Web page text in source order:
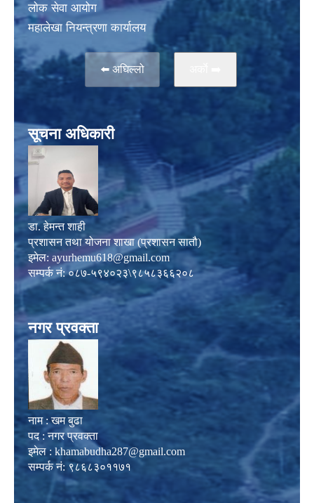
लाेक सेवा आयोग
महालेखा नियन्त्रणा कार्यालय
⬅️ अघिल्लो
सूचना अधिकारी
डा. हेमन्त शाही
प्रशासन तथा योजना शाखा (प्रशासन सातौ)
इमेल: ayurhemu618@gmail.com
सम्पर्क नं: ०८७-५९४०२३\९८५८३६६२०८
नगर प्रवक्ता
नाम : खम बुढा
पद : नगर प्रवक्ता
इमेल : khamabudha287@gmail.com
सम्पर्क नं: ९८६८३०११७१